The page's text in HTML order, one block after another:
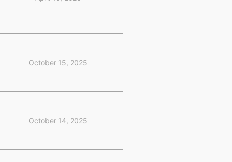
October 15, 2025
October 14, 2025